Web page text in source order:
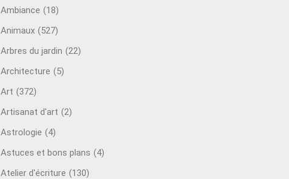
Ambiance (18)
Animaux (527)
Arbres du jardin (22)
Architecture (5)
Art (372)
Artisanat d'art (2)
Astrologie (4)
Astuces et bons plans (4)
Atelier d'écriture (130)